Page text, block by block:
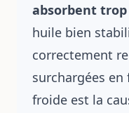
absorbent trop
huile bien
correctement
surchargées
froide est la